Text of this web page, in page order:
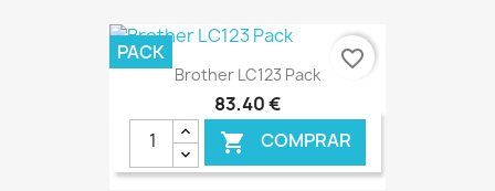
€ ONLINE
Brother LC123 Pack
83,40 €
 COMPRAR
PACK favorite_border